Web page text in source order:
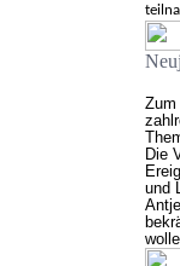
Zum
Die
und